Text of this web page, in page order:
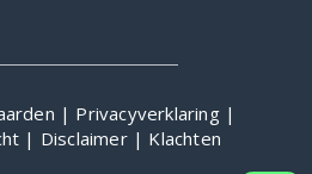
| Privacyverklaring |
| Disclaimer | Klachten